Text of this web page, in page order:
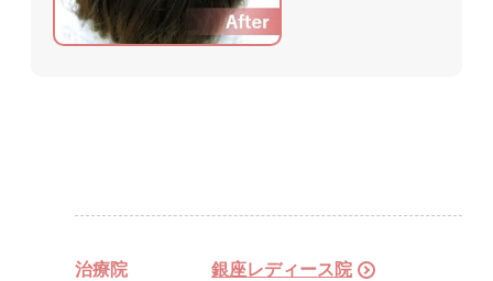
治療院 銀座レディース院